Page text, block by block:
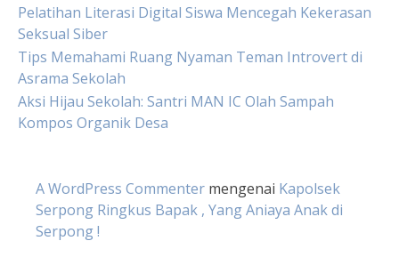
Pelatihan Literasi Digital Siswa Mencegah Kekerasan
Seksual Siber
Tips Memahami Ruang Nyaman Teman Introvert di
Asrama Sekolah
Aksi Hijau Sekolah: Santri MAN IC Olah Sampah
Kompos Organik Desa
A WordPress Commenter mengenai Kapolsek
Serpong Ringkus Bapak , Yang Aniaya Anak di
Serpong !